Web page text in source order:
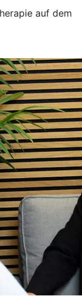
auf dem